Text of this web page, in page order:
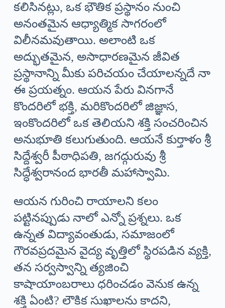
కలిసినట్లు, ఒక భౌతిక ప్రస్థానం నుంచి
అనంతమైన ఆధ్యాత్మిక సాగరంలో
విలీనమవుతాయి. అలాంటి ఒక
అద్భుతమైన, అసాధారణమైన జీవిత
ప్రస్థానాన్ని మీకు పరిచయం చేయాలన్నదే నా
ఈ ప్రయత్నం. ఆయన పేరు వినగానే
కొందరిలో భక్తి, మరికొందరిలో జిజ్ఞాస,
ఇంకొందరిలో ఒక తెలియని శక్తి సంచరించిన
అనుభూతి కలుగుతుంది. ఆయనే కుర్తాళం శ్రీ
సిద్దేశ్వరీ పీఠాధిపతి, జగద్గురువు శ్రీ
సిద్ధేశ్వరానంద భారతీ మహాస్వామి.
ఆయన గురించి రాయాలని కలం
పట్టినప్పుడు నాలో ఎన్నో ప్రశ్నలు. ఒక
ఉన్నత విద్యావంతుడు, సమాజంలో
గౌరవప్రదమైన వైద్య వృత్తిలో స్థిరపడిన వ్యక్తి,
తన సర్వస్వాన్ని త్యజించి
కాషాయాంబరాలు ధరించడం వెనుక ఉన్న
శక్తి ఏంటి? లౌకిక సుఖాలను కాదని,